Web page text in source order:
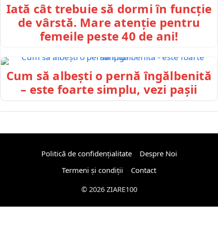
Iată cât trebuie să dormi în funcție
de vârstă. Mare atenție pentru
femeile peste 40 de ani!
Cum să albești o pernă îngălbenită
– este foarte simplu, vezi pașii
Politică de confidențialitate
Despre Noi
Termeni și condiții
Contact
© 2026 ZIARE100